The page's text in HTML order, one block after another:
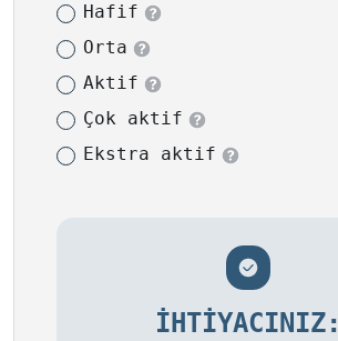
Hafif
Orta
Aktif
Çok aktif
Ekstra aktif
İHTIYACINIZ: